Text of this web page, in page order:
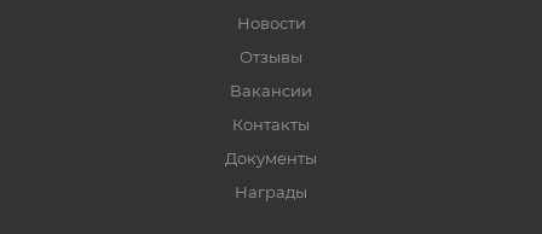
Новости
Отзывы
Вакансии
Контакты
Документы
Награды